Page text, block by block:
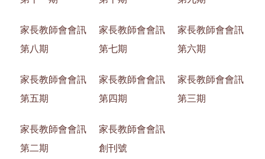
家長教師會會訊
第八期
家長教師會會訊
第七期
家長教師會會訊
第六期
家長教師會會訊
第五期
家長教師會會訊
第四期
家長教師會會訊
第三期
家長教師會會訊
第二期
家長教師會會訊
創刊號